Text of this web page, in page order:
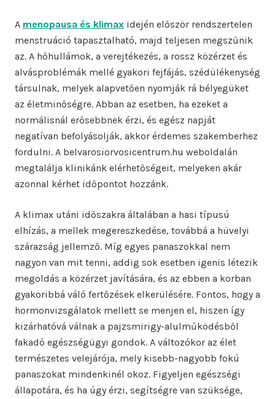
A menopausa és klimax idején először rendszertelen
menstruáció tapasztalható, majd teljesen megszűnik
az. A hőhullámok, a verejtékezés, a rossz közérzet és
alvásproblémák mellé gyakori fejfájás, szédülékenység
társulnak, melyek alapvetően nyomják rá bélyegüket
az életminőségre. Abban az esetben, ha ezeket a
normálisnál erősebbnek érzi, és egész napját
negatívan befolyásolják, akkor érdemes szakemberhez
fordulni. A belvarosiorvosicentrum.hu weboldalán
megtalálja klinikánk elérhetőségeit, melyeken akár
azonnal kérhet időpontot hozzánk.
A klimax utáni időszakra általában a hasi típusú
elhízás, a mellek megereszkedése, továbbá a hüvelyi
szárazság jellemző. Míg egyes panaszokkal nem
nagyon van mit tenni, addig sok esetben igenis létezik
megoldás a közérzet javítására, és az ebben a korban
gyakoribbá váló fertőzések elkerülésére. Fontos, hogy a
hormonvizsgálatok mellett se menjen el, hiszen így
kizárhatóvá válnak a pajzsmirigy-alulműködésből
fakadó egészségügyi gondok. A változókor az élet
természetes velejárója, mely kisebb-nagyobb fokú
panaszokat mindenkinél okoz. Figyeljen egészségi
állapotára, és ha úgy érzi, segítségre van szüksége,